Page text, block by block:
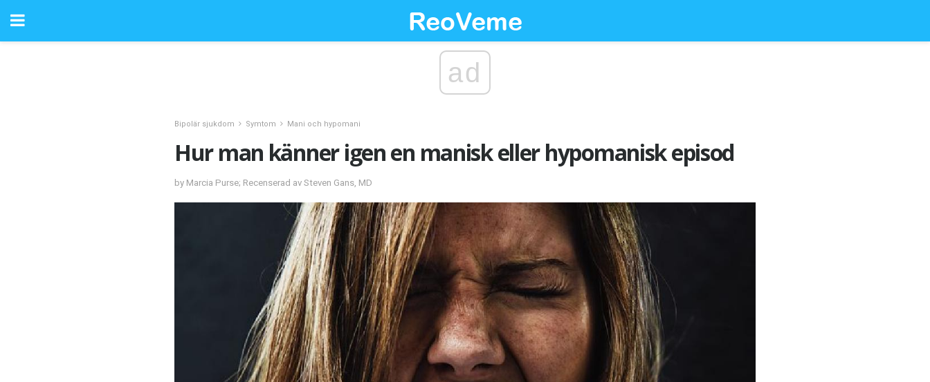
ad
Bipolär sjukdom Symtom Mani och hypomani
Hur man känner igen en manisk eller hypomanisk episod
by Marcia Purse; Recenserad av Steven Gans, MD